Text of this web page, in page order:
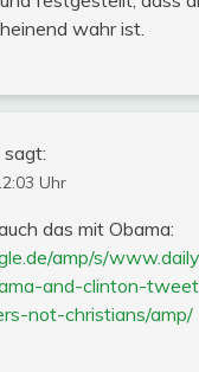
wahr ist.
sagt:
Uhr
das mit Obama:
amp/s/
and-clinton-
not-christians/amp/